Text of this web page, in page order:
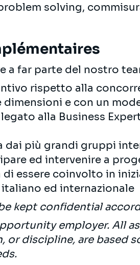
solving,
a far parte del nostro
rispetto alla
dimensioni e con un
alla Business
dai più grandi gruppi
ed intervenire a
di essere coinvolto in
ed internazionale
kept confidential
employer. All
or discipline, are based